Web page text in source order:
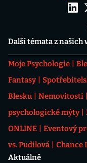
Další témata z našich
Moje Psychologie
Fantasy
Blesku
Nemovitosti
psychologické mýty
ONLINE
Eventový
vs. Pudilová
Chance
Aktuálně